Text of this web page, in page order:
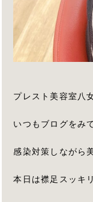
プレスト美容室八
いつもブログをみ
感染対策しながら
本日は襟足スッキ